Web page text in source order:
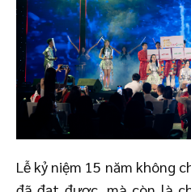
Lễ kỷ niệm 15 năm không